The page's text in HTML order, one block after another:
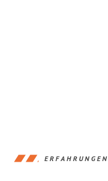
ERFAHRUNGEN